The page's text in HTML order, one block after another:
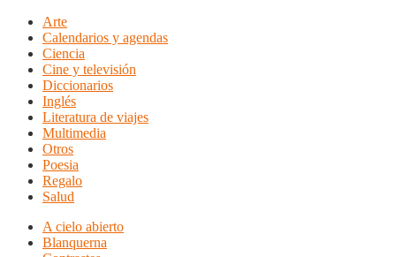
Arte
Calendarios y agendas
Ciencia
Cine y televisión
Diccionarios
Inglés
Literatura de viajes
Multimedia
Otros
Poesia
Regalo
Salud
A cielo abierto
Blanquerna